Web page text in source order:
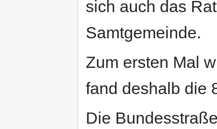
sich auch das
Samtgemeinde.
Zum ersten Mal
fand deshalb die
Die